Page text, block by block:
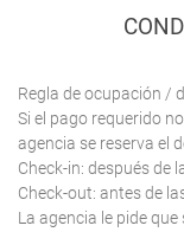
Regla de ocupación /
Si el pago requerido
agencia se reserva el
Check-in: después de
Check-out: antes de
La agencia le pide